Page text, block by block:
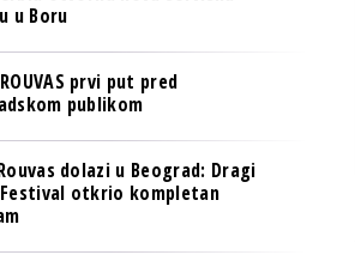
u Boru
prvi put pred
publikom
dolazi u Beograd: Dragi
otkrio kompletan